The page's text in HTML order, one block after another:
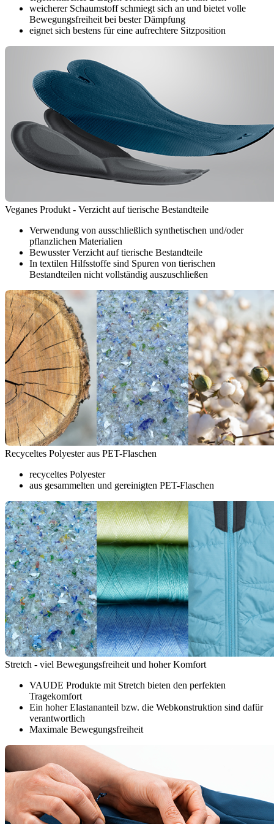
weicherer Schaumstoff schmiegt sich an und bietet volle
Bewegungsfreiheit bei bester Dämpfung
eignet sich bestens für eine aufrechtere Sitzposition
Veganes Produkt - Verzicht auf tierische Bestandteile
Verwendung von ausschließlich synthetischen und/oder
pflanzlichen Materialien
Bewusster Verzicht auf tierische Bestandteile
In textilen Hilfsstoffe sind Spuren von tierischen
Bestandteilen nicht vollständig auszuschließen
Recyceltes Polyester aus PET-Flaschen
recyceltes Polyester
aus gesammelten und gereinigten PET-Flaschen
Stretch - viel Bewegungsfreiheit und hoher Komfort
VAUDE Produkte mit Stretch bieten den perfekten
Tragekomfort
Ein hoher Elastananteil bzw. die Webkonstruktion sind dafür
verantwortlich
Maximale Bewegungsfreiheit